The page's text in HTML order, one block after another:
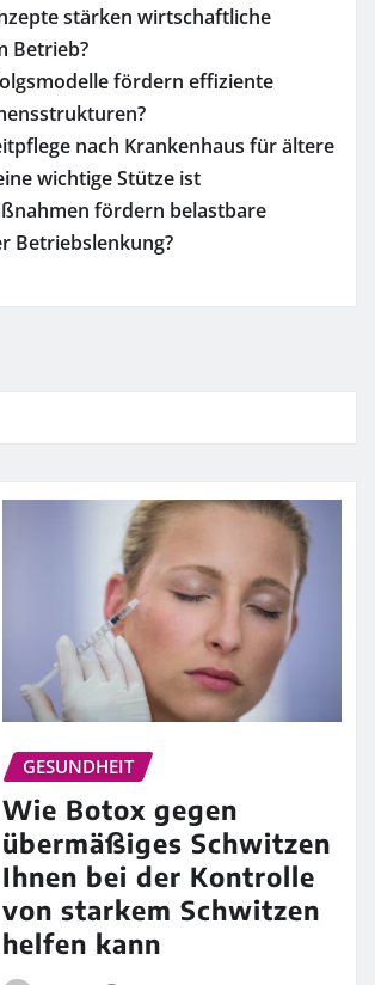
stärken wirtschaftliche
Betrieb?
fördern effiziente
nach Krankenhaus für ältere
wichtige Stütze ist
fördern belastbare
Betriebslenkung?
GESUNDHEIT
Wie Botox gegen
übermäßiges Schwitzen
Ihnen bei der Kontrolle
von starkem Schwitzen
helfen kann